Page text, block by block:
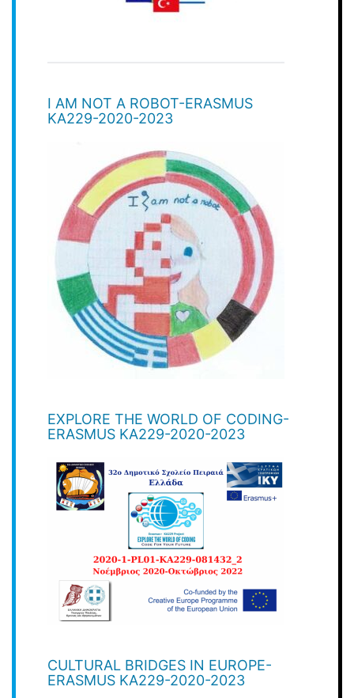
I AM NOT A ROBOT-ERASMUS
KA229-2020-2023
EXPLORE THE WORLD OF CODING-
ERASMUS KA229-2020-2023
CULTURAL BRIDGES IN EUROPE-
ERASMUS KA229-2020-2023